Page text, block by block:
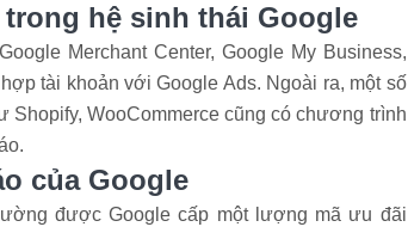
hệ sinh thái Google
Merchant Center, Google My Business,
tài khoản với Google Ads. Ngoài ra, một số
WooCommerce cũng có chương trình
của Google
được Google cấp một lượng mã ưu đãi